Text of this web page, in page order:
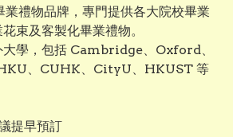
禮物品牌，專門提供各大院校畢業
束及客製化畢業禮物。
大學，包括 Cambridge、Oxford、
、CUHK、CityU、HKUST 等
提早預訂